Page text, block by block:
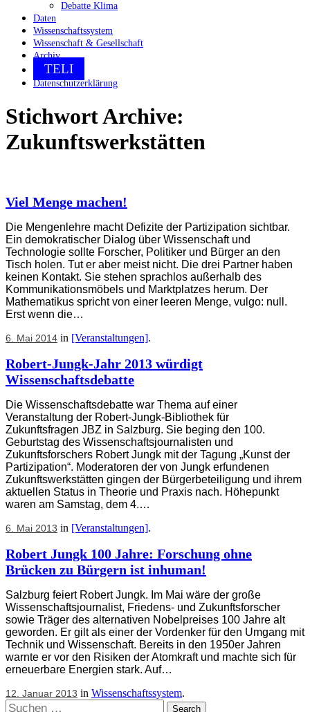
Debatte Klima
Daten
Wissenschaftssystem
Wissenschaft & Gesellschaft
Archiv
TELI
Datenschutzerklärung
Stichwort Archive:
Zukunftswerkstätten
Viel Menge machen!
Die Mengenlehre macht Defizite der Partizipation sichtbar.
Ein demokratischer Dialog über Wissenschaft und
Technologie sollte Forscher, Politiker und Bürger an den
Tisch holen. Tut er aber meist nicht. Die drei Partner haben
keinen Kontakt. Sie stehen sprachlos außerhalb des
Kommunikationsmöbels und Marktplatzes herum. Der
Mathematikus spricht von einer leeren Menge, vulgo: null.
Erst wenn die…
6. Mai 2014 in [Veranstaltungen].
Robert-Jungk-Jahr 2013 würdigt
Wissenschaftsdebatte
Die Wissenschaftsdebatte war Thema auf einer
Veranstaltung der Robert-Jungk-Bibliothek für
Zukunftsfragen JBZ in Salzburg. Sie beging den 100.
Geburtstag des Wissenschaftsjournalisten und
Zukunftsforschers Robert Jungk mit der Tagung „Kunst der
Partizipation“. Moderatoren der von Jungk erfundenen
Zukunftswerkstätten gingen der Bürgerbeteiligung und ihrem
aktuellen Status in Theorie und Praxis nach. Höhepunkt
waren am Samstag, dem 4.…
6. Mai 2013 in [Veranstaltungen].
Robert Jungk 100 Jahre: Forschung ohne
Brücken zu Bürgern ist inhuman!
Salzburg feiert Robert Jungk. Im Mai wäre der große
Wissenschaftsjournalist, Friedens- und Zukunftsforscher
sowie Träger des alternativen Nobelpreises 100 Jahre alt
geworden. Er gilt als einer der Vordenker für den Umgang mit
Technik und Wissenschaft. Bereits in den 1950er Jahren
warnte er vor den Risiken der Atomkraft und machte sich für
erneuerbare Energien stark. Auf…
12. Januar 2013 in Wissenschaftssystem.
Suchen